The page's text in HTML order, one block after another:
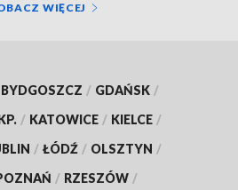
WIĘCEJ
BYDGOSZCZ / GDAŃSK /
/ KATOWICE / KIELCE /
/ ŁÓDŹ / OLSZTYN /
/ RZESZÓW /